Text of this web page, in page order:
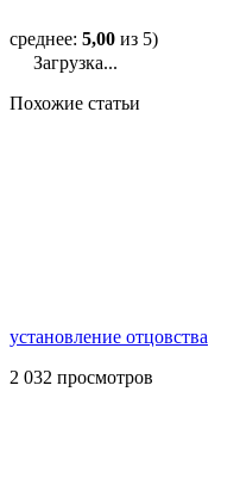
среднее: 5,00 из 5)
Загрузка...
Похожие статьи
установление отцовства
2 032 просмотров